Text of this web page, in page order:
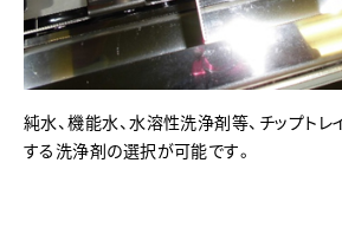
純水、機能水、水溶性洗浄剤等、チップト
する洗浄剤の選択が可能です。